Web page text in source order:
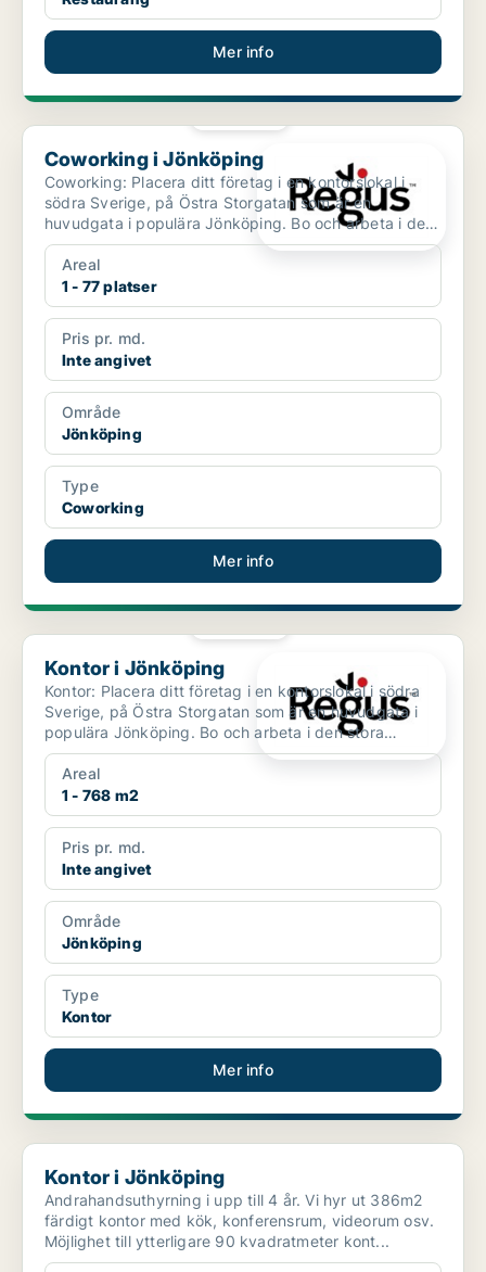
Mer info
Coworking i Jönköping
Coworking i Jönköping
Coworking: Placera ditt företag i en kontorslokal i
södra Sverige, på Östra Storgatan som är en
huvudgata i populära Jönköping. Bo och arbeta i den
stora sjö...
Areal
1 - 77 platser
Pris pr. md.
Inte angivet
Område
Jönköping
Type
Coworking
Mer info
Kontor i Jönköping
Kontor i Jönköping
Kontor: Placera ditt företag i en kontorslokal i södra
Sverige, på Östra Storgatan som är en huvudgata i
populära Jönköping. Bo och arbeta i den stora
sjönär...
Areal
1 - 768 m2
Pris pr. md.
Inte angivet
Område
Jönköping
Type
Kontor
Mer info
Kontor i Jönköping
Kontor i Jönköping
Andrahandsuthyrning i upp till 4 år. Vi hyr ut 386m2
färdigt kontor med kök, konferensrum, videorum osv.
Möjlighet till ytterligare 90 kvadratmeter kont...